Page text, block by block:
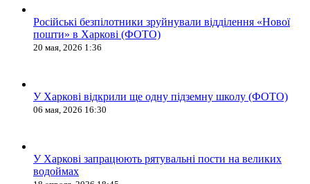
Російські безпілотники зруйнували відділення «Нової
пошти» в Харкові (ФОТО)
20 мая, 2026 1:36
У Харкові відкрили ще одну підземну школу (ФОТО)
06 мая, 2026 16:30
У Харкові запрацюють рятувальні пости на великих
водоймах